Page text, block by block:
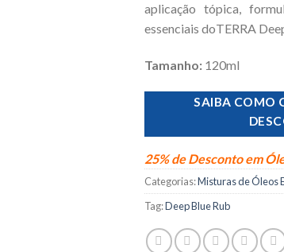
aplicação tópica,
essenciais doTERRA
Tamanho: 120ml
SAIBA COMO
25% de Desconto em
Categorias:Misturas de Óleos
Tag:Deep Blue Rub